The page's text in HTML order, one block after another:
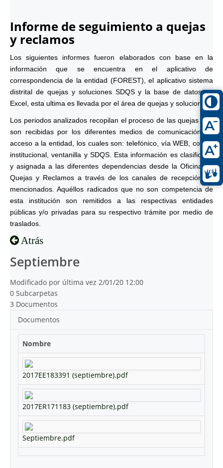
Informe de seguimiento a quejas
y reclamos
Los siguientes informes fueron elaborados con base en la
información que se encuentra en el aplicativo de
correspondencia de la entidad (FOREST), el aplicativo sistema
distrital de quejas y soluciones SDQS y la base de datos en
Excel, esta ultima es llevada por el área de quejas y soluciones.
Los periodos analizados recopilan el proceso de las quejas que
son recibidas por los diferentes medios de comunicación de
acceso a la entidad, los cuales son: telefónico, vía WEB, correo
institucional, ventanilla y SDQS. Esta información es clasificada
y asignada a las diferentes dependencias desde la Oficina de
Quejas y Reclamos a través de los canales de recepción ya
mencionados. Aquéllos radicados que no son competencia de
esta institución son remitidos a las respectivas entidades
públicas y/o privadas para su respectivo trámite por medio de
traslados.
Atrás
Septiembre
Modificado por última vez 2/01/20 12:00
0 Subcarpetas
3 Documentos
Documentos
Nombre
2017EE183391 (septiembre).pdf
2017ER171183 (septiembre).pdf
Septiembre.pdf